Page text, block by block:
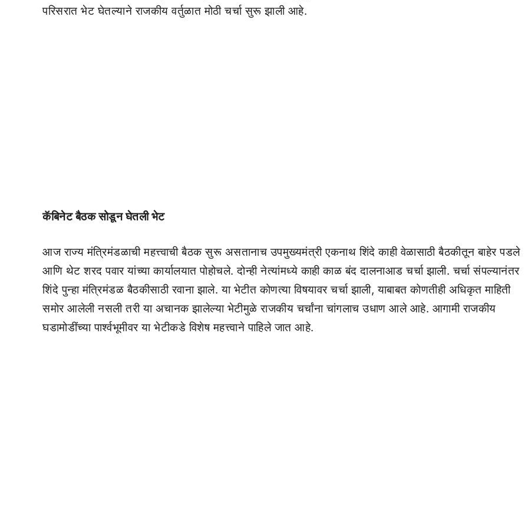
परिसरात भेट घेतल्याने राजकीय वर्तुळात मोठी चर्चा सुरू झाली आहे.
कॅबिनेट बैठक सोडून घेतली भेट
आज राज्य मंत्रिमंडळाची महत्त्वाची बैठक सुरू असतानाच उपमुख्यमंत्री एकनाथ शिंदे काही वेळासाठी बैठकीतून बाहेर पडले
आणि थेट शरद पवार यांच्या कार्यालयात पोहोचले. दोन्ही नेत्यांमध्ये काही काळ बंद दालनाआड चर्चा झाली. चर्चा संपल्यानंतर
शिंदे पुन्हा मंत्रिमंडळ बैठकीसाठी रवाना झाले. या भेटीत कोणत्या विषयावर चर्चा झाली, याबाबत कोणतीही अधिकृत माहिती
समोर आलेली नसली तरी या अचानक झालेल्या भेटीमुळे राजकीय चर्चांना चांगलाच उधाण आले आहे. आगामी राजकीय
घडामोडींच्या पार्श्वभूमीवर या भेटीकडे विशेष महत्त्वाने पाहिले जात आहे.